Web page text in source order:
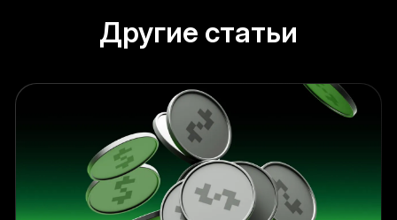
Другие статьи